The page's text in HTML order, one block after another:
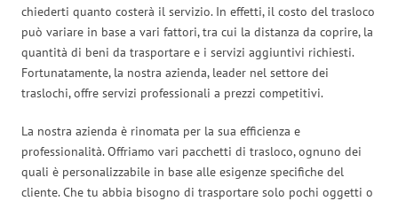
chiederti quanto costerà il servizio. In effetti, il costo del trasloco
può variare in base a vari fattori, tra cui la distanza da coprire, la
quantità di beni da trasportare e i servizi aggiuntivi richiesti.
Fortunatamente, la nostra azienda, leader nel settore dei
traslochi, offre servizi professionali a prezzi competitivi.
La nostra azienda è rinomata per la sua efficienza e
professionalità. Offriamo vari pacchetti di trasloco, ognuno dei
quali è personalizzabile in base alle esigenze specifiche del
cliente. Che tu abbia bisogno di trasportare solo pochi oggetti o